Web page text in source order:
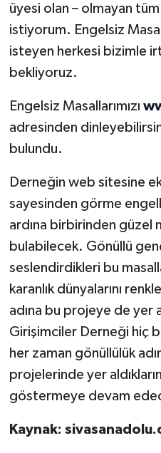
üyesi olan – olmayan
istiyorum. Engelsiz
isteyen herkesi bizimle
bekliyoruz.
Engelsiz Masallarımızı
adresinden
bulundu.
Derneğin web sitesine
sayesinden görme
ardına birbirinden güzel
bulabilecek. Gönüllü
seslendirdikleri bu
karanlık dünyalarını
adına bu projeye de yer
Girişimciler Derneği hiç
her zaman gönüllülük
projelerinde yer
göstermeye devam
Kaynak: